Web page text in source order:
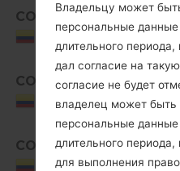
COE
Colombia
SM-
COE
Colombia
SM-
COE
Colombia
Владельцу может
персональные
длительного периода,
дал согласие на
согласие не будет
владелец может быть
персональные
длительного периода,
для выполнения